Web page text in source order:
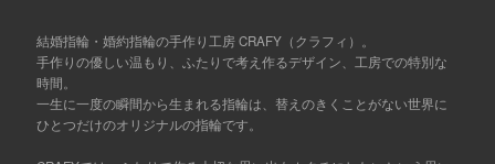
結婚指輪・婚約指輪の手作り工房 CRAFY（クラフィ）。
手作りの優しい温もり、ふたりで考え作るデザイン、工房での特別な
時間。
一生に一度の瞬間から生まれる指輪は、替えのきくことがない世界に
ひとつだけのオリジナルの指輪です。